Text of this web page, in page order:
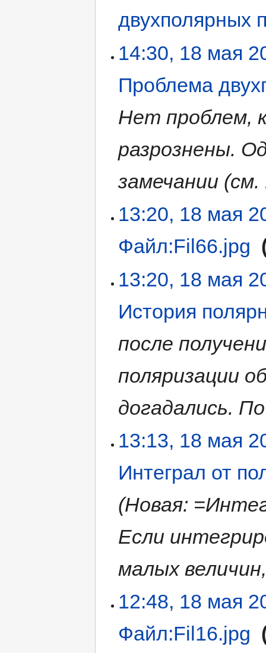
двухполярных
14:30, 18 мая
Проблема
Нет проблем,
разрознены.
замечании
13:20, 18 мая
Файл:Fil66.jpg
13:20, 18 мая
История
после
поляризации
догадались.
13:13, 18 мая
Интеграл от
Новая:
Если
малых
12:48, 18 мая
Файл:Fil16.jpg